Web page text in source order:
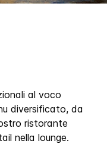
al voco
diversificato, da
ristorante
nella lounge.